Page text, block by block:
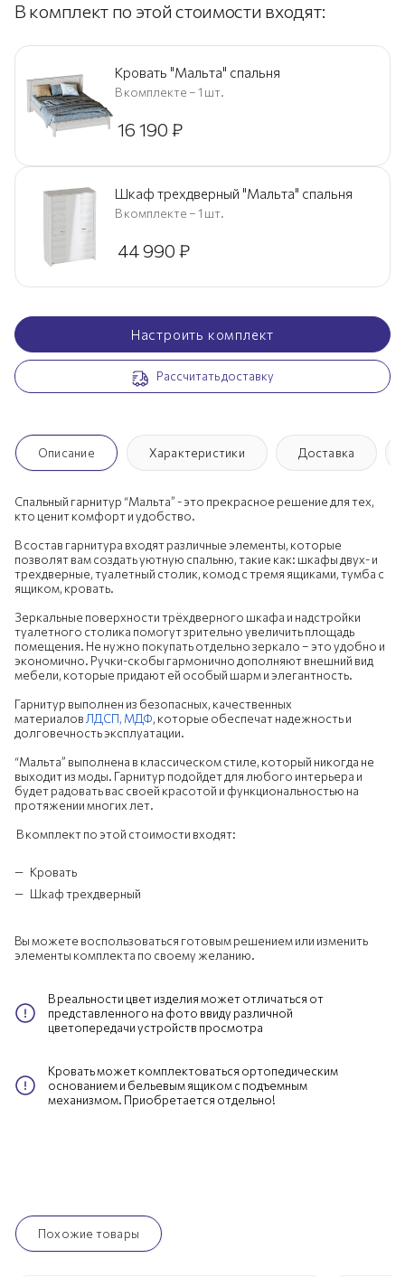
В комплект по этой стоимости входят:
Кровать "Мальта" спальня
В комплекте – 1 шт.
16 190 ₽
Шкаф трехдверный "Мальта" спальня
В комплекте – 1 шт.
44 990 ₽
Настроить комплект
Рассчитать доставку
Описание Характеристики Доставка
Спальный гарнитур “Мальта” - это прекрасное решение для тех,
кто ценит комфорт и удобство.
В состав гарнитура входят различные элементы, которые
позволят вам создать уютную спальню, такие как: шкафы двух- и
трехдверные, туалетный столик, комод с тремя ящиками, тумба с
ящиком, кровать.
Зеркальные поверхности трёхдверного шкафа и надстройки
туалетного столика помогут зрительно увеличить площадь
помещения. Не нужно покупать отдельно зеркало – это удобно и
экономично. Ручки-скобы гармонично дополняют внешний вид
мебели, которые придают ей особый шарм и элегантность.
Гарнитур выполнен из безопасных, качественных
материалов ЛДСП, МДФ, которые обеспечат надежность и
долговечность эксплуатации.
“Мальта” выполнена в классическом стиле, который никогда не
выходит из моды. Гарнитур подойдет для любого интерьера и
будет радовать вас своей красотой и функциональностью на
протяжении многих лет.
В комплект по этой стоимости входят:
Кровать
Шкаф трехдверный
Вы можете воспользоваться готовым решением или изменить
элементы комплекта по своему желанию.
В реальности цвет изделия может отличаться от
представленного на фото ввиду различной
цветопередачи устройств просмотра
Кровать может комплектоваться ортопедическим
основанием и бельевым ящиком с подъемным
механизмом. Приобретается отдельно!
Похожие товары